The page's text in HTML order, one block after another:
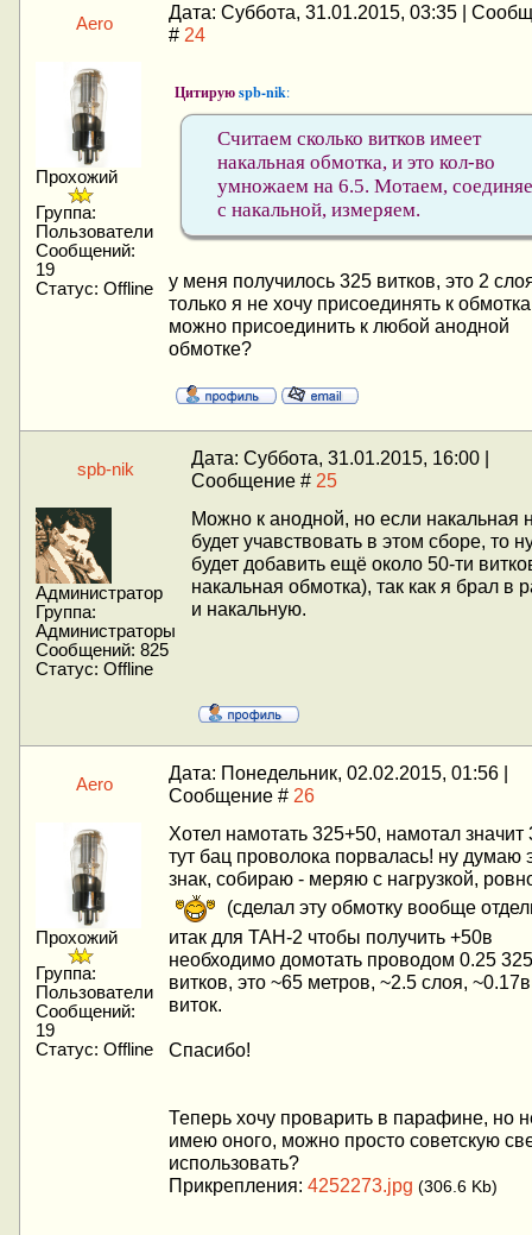
Aero
Дата: Суббота, 31.01.2015, 03:35 |
# 24
Прохожий
Группа:
Пользователи
Сообщений:
19
Статус: Offline
Цитируюspb-nik:
Считаем сколько витков имеет
накальная обмотка, и это кол-во
умножаем на 6.5. Мотаем,
с накальной, измеряем.
у меня получилось 325 витков, это 2
только я не хочу присоединять к
можно присоединить к любой анодной
обмотке?
spb-nik
Дата: Суббота, 31.01.2015, 16:00 |
Сообщение # 25
Администратор
Группа:
Администраторы
Сообщений: 825
Статус: Offline
Можно к анодной, но если накальная
будет учавствовать в этом сборе, то
будет добавить ещё около 50-ти
накальная обмотка), так как я брал в
и накальную.
Aero
Дата: Понедельник, 02.02.2015, 01:56 |
Сообщение # 26
Прохожий
Группа:
Пользователи
Сообщений:
19
Статус: Offline
Хотел намотать 325+50, намотал значит
тут бац проволока порвалась! ну думаю
знак, собираю - меряю с нагрузкой,
(сделал эту обмотку вообще
итак для ТАН-2 чтобы получить +50в
необходимо домотать проводом 0.25 325
витков, это ~65 метров, ~2.5 слоя,
виток.
Спасибо!
Теперь хочу проварить в парафине, но
имею оного, можно просто советскую
использовать?
Прикрепления: 4252273.jpg (306.6 Kb)